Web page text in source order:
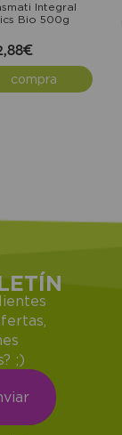
Integral
Bio 500g
compra
;)